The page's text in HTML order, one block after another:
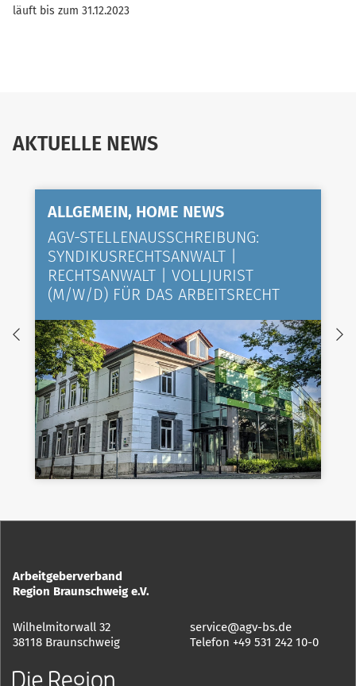
läuft bis zum 31.12.2023
AKTUELLE NEWS
ALLGEMEIN, HOME NEWS
AGV-STELLENAUSSCHREIBUNG:
SYNDIKUSRECHTSANWALT |
RECHTSANWALT | VOLLJURIST
(M/W/D) FÜR DAS ARBEITSRECHT
Arbeitgeberverband
Region Braunschweig e.V.
Wilhelmitorwall 32
38118 Braunschweig
service@agv-bs.de
Telefon +49 531 242 10-0